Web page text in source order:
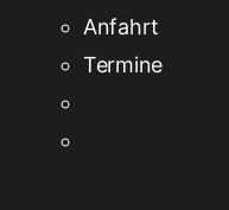
Anfahrt
Termine